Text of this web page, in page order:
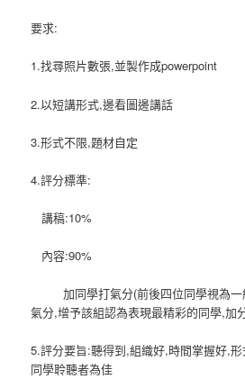
要求:
1.找尋照片數張,並製作成powerpoint
2.以短講形式,邊看圖邊講話
3.形式不限,題材自定
4.評分標準:
講稿:10%
內容:90%
加同學打氣分(前後四位同學視為一
氣分,增予該組認為表現最精彩的同學,加
5.評分要旨:聽得到,組織好,時間掌握好,
同學聆聽者為佳